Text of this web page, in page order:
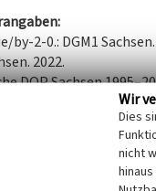
by-2-0.: DGM1
2022.
DOP Sachsen
Karten (TK25 ab
Karten (TK25 DDR
für Archäologie
Urmesstischblatt
Wir
Dies
nicht